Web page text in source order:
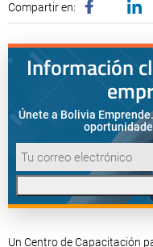
Compartir en:
Información
Únete a Bolivia
Un Centro de Capacitación